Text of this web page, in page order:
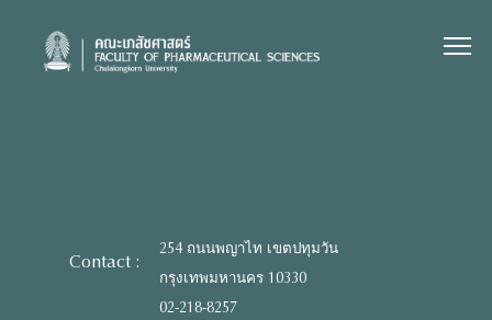
content
Contact :
254 ถนนพญาไท เขตปทุมวัน
กรุงเทพมหานคร 10330
02-218-8257